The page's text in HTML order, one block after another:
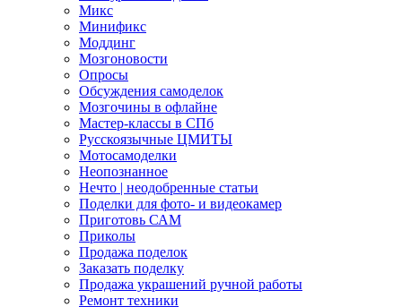
Микс
Минификс
Моддинг
Мозгоновости
Опросы
Обсуждения самоделок
Мозгочины в офлайне
Мастер-классы в СПб
Русскоязычные ЦМИТЫ
Мотосамоделки
Неопознанное
Нечто | неодобренные статьи
Поделки для фото- и видеокамер
Приготовь САМ
Приколы
Продажа поделок
Заказать поделку
Продажа украшений ручной работы
Ремонт техники